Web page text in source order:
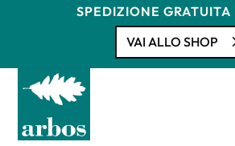
SPEDIZIONE
VAI ALLO SHOP